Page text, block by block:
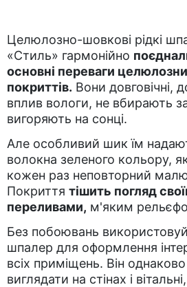
Целюлозно-шовкові рідкі
«Стиль» гармонійно
основні переваги
покриттів. Вони довговічні,
вплив вологи, не вбирають
вигоряють на сонці.
Але особливий шик їм
волокна зеленого кольору,
кожен раз неповторний
Покриття тішить погляд
переливами, м'яким
Без побоювань
шпалер для оформлення
всіх приміщень. Він
виглядати на стінах і вітальні,